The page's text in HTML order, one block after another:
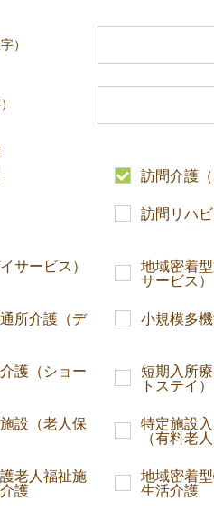
）
訪問介護（
訪問リハ
サービス）
地域密着
サービス）
所介護（デ
小規模多
護（ショー
短期入所
トステイ）
設（老人保
特定施設
（有料老
老人福祉施
護
地域密着
生活介護